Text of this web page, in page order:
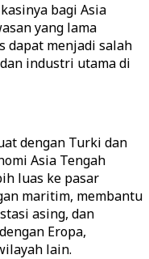
bagi Asia
yang lama
dapat menjadi salah
industri utama di
dengan Turki dan
Asia Tengah
luas ke pasar
maritim, membantu
asing, dan
Eropa,
lain.